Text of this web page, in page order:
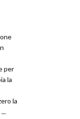
per
la
la